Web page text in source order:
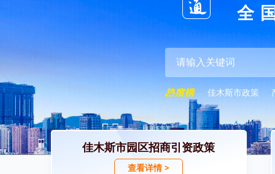
全
佳木斯市政策
佳木斯市园区招商引资政策
查看详情 >